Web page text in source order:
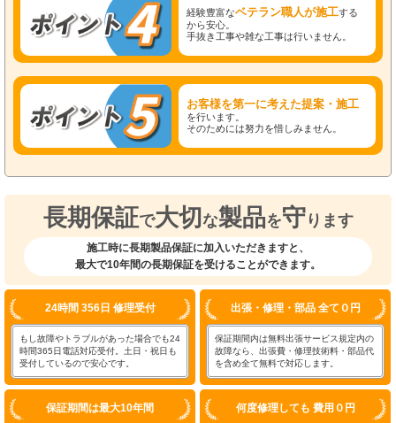
経験豊富なベテラン職人が施工する
から安心。
手抜き工事や雑な工事は行いません。
お客様を第一に考えた提案・施工
を行います。
そのためには努力を惜しみません。
長期保証で大切 な製品を守 ります
施工時に長期製品保証に加入いただきますと、
最大で10年間の長期保証を受けることができます。
24時間 356日 修理受付
もし故障やトラブルがあった場合でも24
時間365日電話対応受付。土日・祝日も
受付しているので安心です。
出張・修理・部品 全て０円
保証期間内は無料出張サービス規定内の
故障なら、出張費・修理技術料・部品代
を含め全て無料で対応します。
保証期間は最大10年間 何度修理しても 費用０円